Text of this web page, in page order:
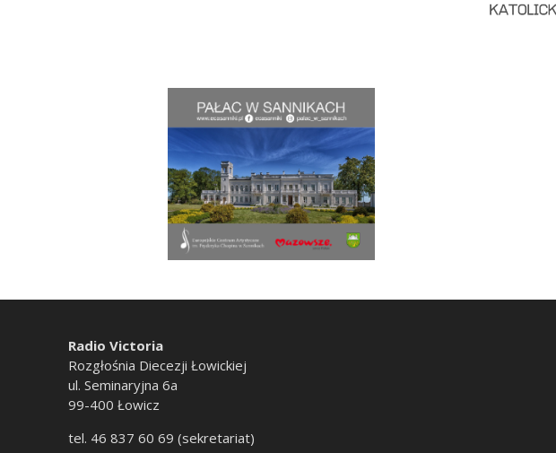
Radio Victoria
Rozgłośnia Diecezji Łowickiej
ul. Seminaryjna 6a
99-400 Łowicz
tel. 46 837 60 69 (sekretariat)